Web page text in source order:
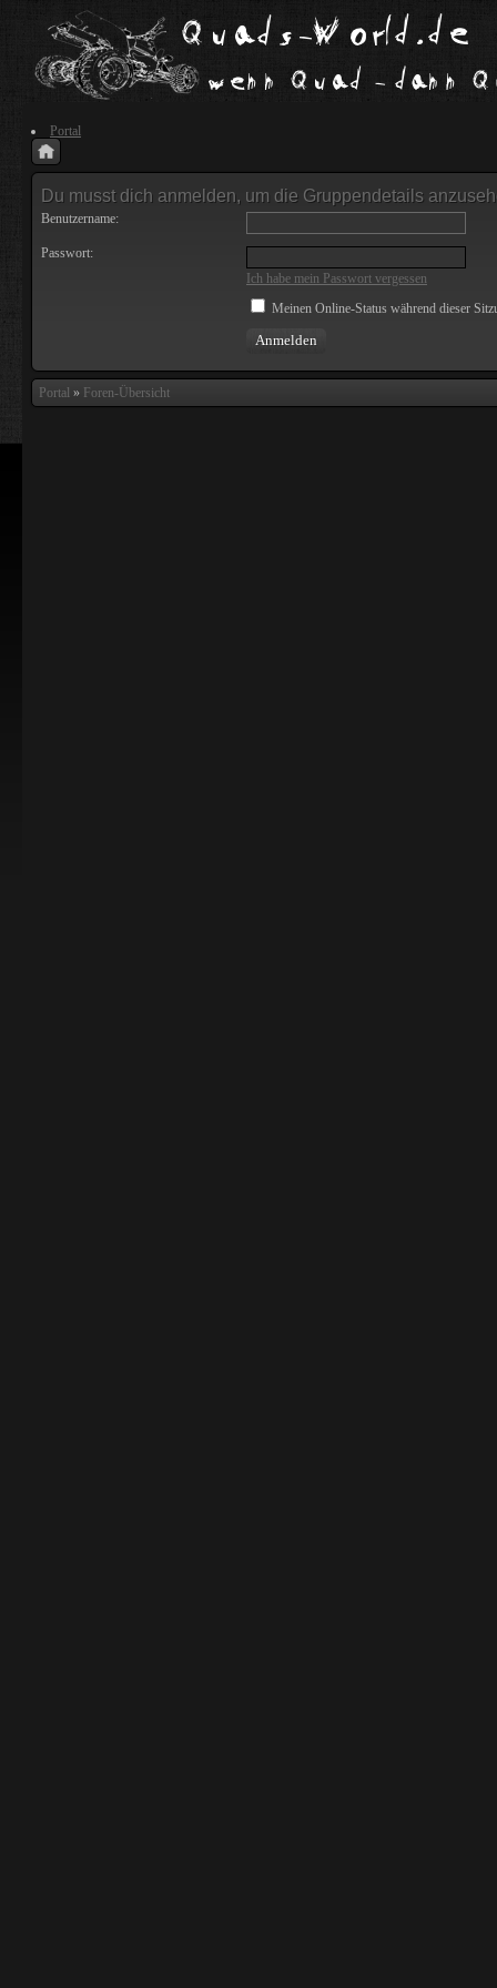
Portal
Du musst dich anmelden, um die Gruppendetails
Benutzername:
Passwort:
Ich habe mein Passwort vergessen
Meinen Online-Status während dieser
Portal » Foren-Übersicht